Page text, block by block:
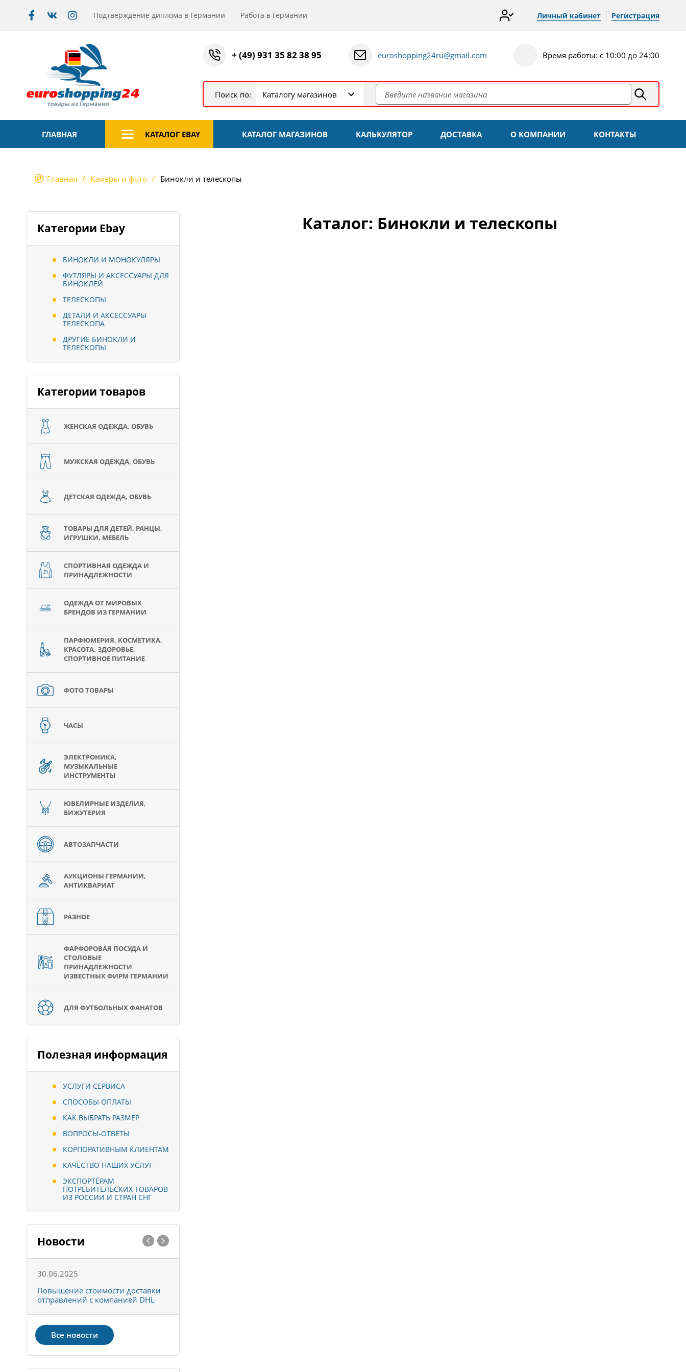
Подтверждение диплома в Германии Работа в Германии Личный кабинет Регистрация
+ (49) 931 35 82 38 95 euroshopping24ru@gmail.com Время работы: с 10:00 до 24:00
Поиск по: Каталогу магазинов
ГЛАВНАЯ КАТАЛОГ EBAY КАТАЛОГ МАГАЗИНОВ КАЛЬКУЛЯТОР ДОСТАВКА О КОМПАНИИ КОНТАКТЫ
Главная Камеры и фото Бинокли и телескопы
Категории Ebay
БИНОКЛИ И МОНОКУЛЯРЫ
ФУТЛЯРЫ И АКСЕССУАРЫ ДЛЯ
БИНОКЛЕЙ
ТЕЛЕСКОПЫ
ДЕТАЛИ И АКСЕССУАРЫ
ТЕЛЕСКОПА
ДРУГИЕ БИНОКЛИ И
ТЕЛЕСКОПЫ
Категории товаров
ЖЕНСКАЯ ОДЕЖДА, ОБУВЬ
МУЖСКАЯ ОДЕЖДА, ОБУВЬ
ДЕТСКАЯ ОДЕЖДА, ОБУВЬ
ТОВАРЫ ДЛЯ ДЕТЕЙ, РАНЦЫ,
ИГРУШКИ, МЕБЕЛЬ
СПОРТИВНАЯ ОДЕЖДА И
ПРИНАДЛЕЖНОСТИ
ОДЕЖДА ОТ МИРОВЫХ
БРЕНДОВ ИЗ ГЕРМАНИИ
ПАРФЮМЕРИЯ, КОСМЕТИКА,
КРАСОТА, ЗДОРОВЬЕ,
СПОРТИВНОЕ ПИТАНИЕ
ФОТО ТОВАРЫ
ЧАСЫ
ЭЛЕКТРОНИКА,
МУЗЫКАЛЬНЫЕ
ИНСТРУМЕНТЫ
ЮВЕЛИРНЫЕ ИЗДЕЛИЯ,
БИЖУТЕРИЯ
АВТОЗАПЧАСТИ
АУКЦИОНЫ ГЕРМАНИИ,
АНТИКВАРИАТ
РАЗНОЕ
ФАРФОРОВАЯ ПОСУДА И
СТОЛОВЫЕ
ПРИНАДЛЕЖНОСТИ
ИЗВЕСТНЫХ ФИРМ ГЕРМАНИИ
ДЛЯ ФУТБОЛЬНЫХ ФАНАТОВ
Полезная информация
УСЛУГИ СЕРВИСА
СПОСОБЫ ОПЛАТЫ
КАК ВЫБРАТЬ РАЗМЕР
ВОПРОСЫ-ОТВЕТЫ
КОРПОРАТИВНЫМ КЛИЕНТАМ
КАЧЕСТВО НАШИХ УСЛУГ
ЭКСПОРТЁРАМ
ПОТРЕБИТЕЛЬСКИХ ТОВАРОВ
ИЗ РОССИИ И СТРАН СНГ
Новости
30.06.2025
Повышение стоимости доставки
отправлений с компанией DHL
Все новости
Каталог: Бинокли и телескопы